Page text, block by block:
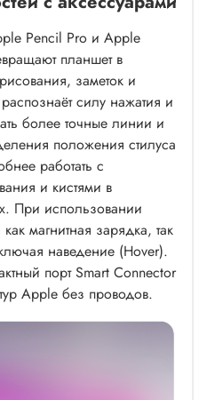
Pencil Pro и Apple
планшет в
заметок и
силу нажатия и
более точные линии и
положения стилуса
работать с
и кистями в
При использовании
магнитная зарядка, так
наведение (Hover).
порт Smart Connector
Apple без проводов.